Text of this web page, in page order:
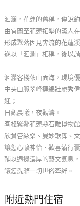
玩
樂
地
圖
顧
客
務
顧
客
滿
意
洄瀾，花蓮的舊稱，傳說
由宜蘭至花蓮拓墾的漢人
形成聚落因見奔流的花蓮
遂以「洄瀾」相稱，後以
洄瀾客棧依山面海，環境
中央山脈翠峰連綿壯麗秀
迎；
日觀晨曦，夜觀濤。
客棧緊鄰花蓮縣石雕博物
欣賞管絃樂、曼妙歌舞、
讓您心曠神怡、歡喜滿行囊
輔以週邊濃厚的藝文氣息
讓您洗滌一切世俗牽絆。
附近熱門住宿